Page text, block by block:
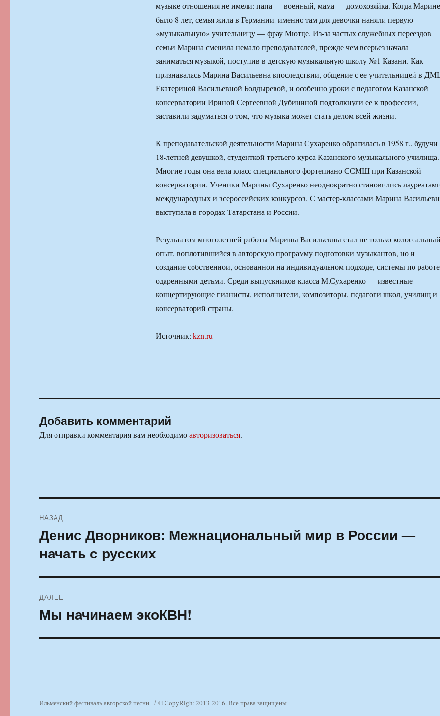
музыке отношения не имели: папа — военный, мама — домохозяйка. Когда Марине
было 8 лет, семья жила в Германии, именно там для девочки наняли первую
«музыкальную» учительницу — фрау Мютце. Из-за частых служебных переездов
семьи Марина сменила немало преподавателей, прежде чем всерьез начала
заниматься музыкой, поступив в детскую музыкальную школу №1 Казани. Как
признавалась Марина Васильевна впоследствии, общение с ее учительницей в
Екатериной Васильевной Болдыревой, и особенно уроки с педагогом Казанской
консерватории Ириной Сергеевной Дубининой подтолкнули ее к профессии,
заставили задуматься о том, что музыка может стать делом всей жизни.
К преподавательской деятельности Марина Сухаренко обратилась в 1958 г., будучи
18-летней девушкой, студенткой третьего курса Казанского музыкального училища.
Многие годы она вела класс специального фортепиано ССМШ при Казанской
консерватории. Ученики Марины Сухаренко неоднократно становились лауреатами
международных и всероссийских конкурсов. С мастер-классами Марина
выступала в городах Татарстана и России.
Результатом многолетней работы Марины Васильевны стал не только колоссальный
опыт, воплотившийся в авторскую программу подготовки музыкантов, но и
создание собственной, основанной на индивидуальном подходе, системы по
одаренными детьми. Среди выпускников класса М.Сухаренко — известные
концертирующие пианисты, исполнители, композиторы, педагоги школ, училищ и
консерваторий страны.
Источник: kzn.ru
Добавить комментарий
Для отправки комментария вам необходимоавторизоваться.
по
записям
НАЗАД
Предыдущая
запись:
Денис Дворников: Межнациональный мир в России —
начать с русских
ДАЛЕЕ
Следующая
Мы начинаем экоКВН!
Ильменский фестиваль авторской песни © CopyRight 2013-2016. Все права защищены